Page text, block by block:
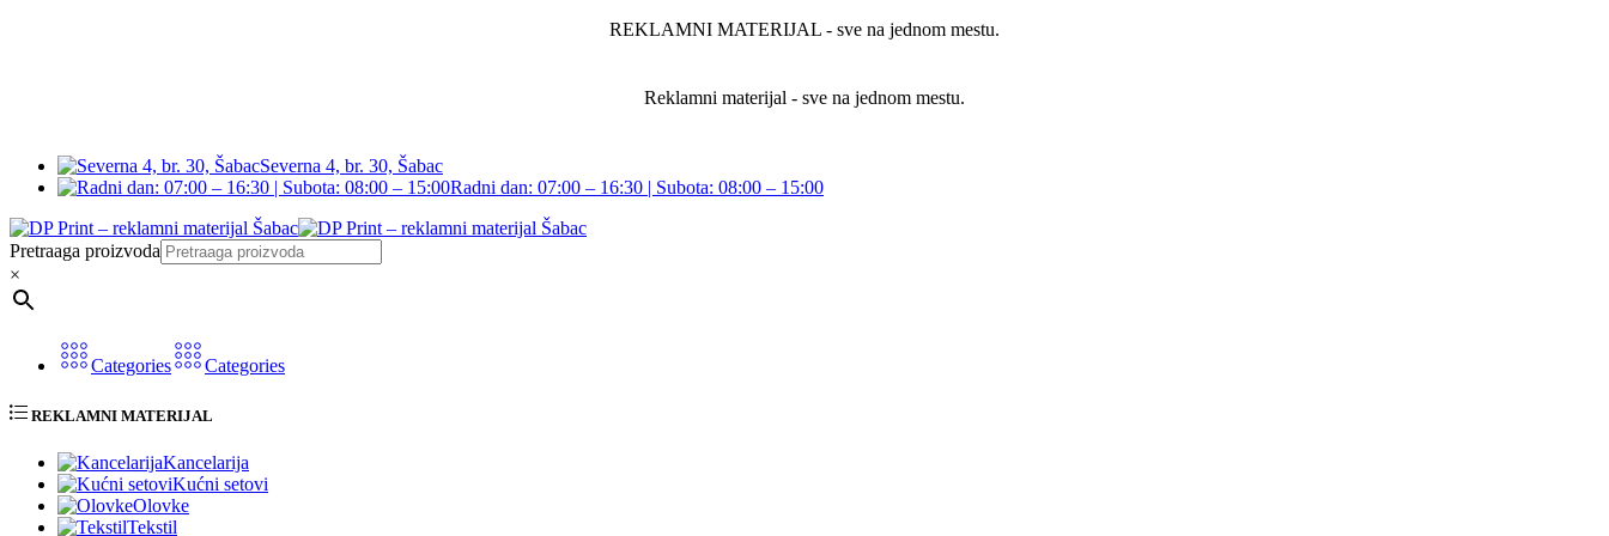
REKLAMNI MATERIJAL - sve na jednom mestu.
Reklamni materijal - sve na jednom mestu.
Severna 4, br. 30, Šabac
Radni dan: 07:00 – 16:30 | Subota: 08:00 – 15:00
Pretraaga proizvoda
×
Categories Categories
REKLAMNI MATERIJAL
Kancelarija
Kućni setovi
Olovke
Tekstil